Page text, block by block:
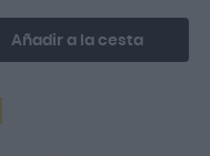
Añadir a la cesta